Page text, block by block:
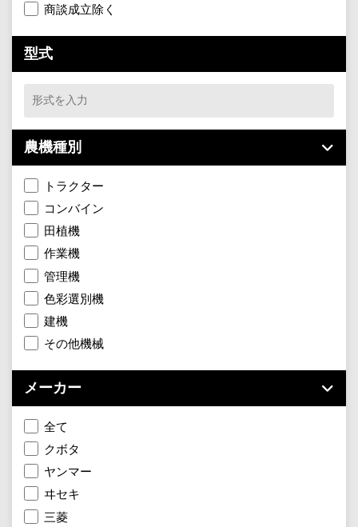
商談成立除く
型式
農機種別
トラクター
コンバイン
田植機
作業機
管理機
色彩選別機
建機
その他機械
メーカー
全て
クボタ
ヤンマー
ヰセキ
三菱